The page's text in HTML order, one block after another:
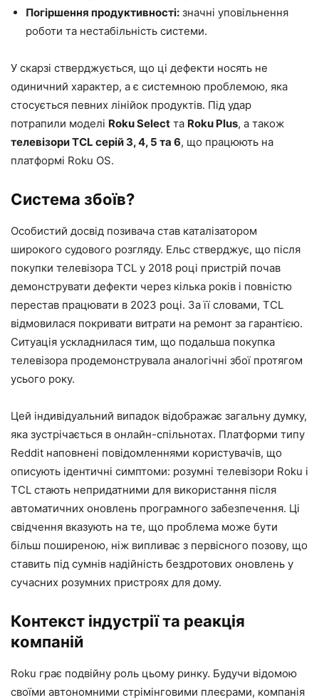
Погіршення продуктивності: значні уповільнення
роботи та нестабільність системи.
У скарзі стверджується, що ці дефекти носять не
одиничний характер, а є системною проблемою, яка
стосується певних лінійок продуктів. Під удар
потрапили моделі Roku Select та Roku Plus, а також
телевізори TCL серій 3, 4, 5 та 6, що працюють на
платформі Roku OS.
Система збоїв?
Особистий досвід позивача став каталізатором
широкого судового розгляду. Ельс стверджує, що після
покупки телевізора TCL у 2018 році пристрій почав
демонструвати дефекти через кілька років і повністю
перестав працювати в 2023 році. За її словами, TCL
відмовилася покривати витрати на ремонт за гарантією.
Ситуація ускладнилася тим, що подальша покупка
телевізора продемонструвала аналогічні збої протягом
усього року.
Цей індивідуальний випадок відображає загальну думку,
яка зустрічається в онлайн-спільнотах. Платформи типу
Reddit наповнені повідомленнями користувачів, що
описують ідентичні симптоми: розумні телевізори Roku і
TCL стають непридатними для використання після
автоматичних оновлень програмного забезпечення. Ці
свідчення вказують на те, що проблема може бути
більш поширеною, ніж випливає з первісного позову, що
ставить під сумнів надійність бездротових оновлень у
сучасних розумних пристроях для дому.
Контекст індустрії та реакція
компаній
Roku грає подвійну роль цьому ринку. Будучи відомою
своїми автономними стрімінговими плеєрами, компанія